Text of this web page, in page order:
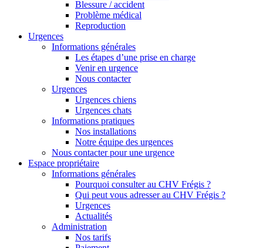
Blessure / accident
Problème médical
Reproduction
Urgences
Informations générales
Les étapes d’une prise en charge
Venir en urgence
Nous contacter
Urgences
Urgences chiens
Urgences chats
Informations pratiques
Nos installations
Notre équipe des urgences
Nous contacter pour une urgence
Espace propriétaire
Informations générales
Pourquoi consulter au CHV Frégis ?
Qui peut vous adresser au CHV Frégis ?
Urgences
Actualités
Administration
Nos tarifs